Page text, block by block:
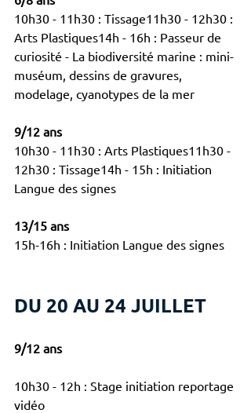
10h30 - 11h30 : Tissage11h30 - 12h30 :
Arts Plastiques14h - 16h : Passeur de
curiosité - La biodiversité marine : mini-
muséum, dessins de gravures,
modelage, cyanotypes de la mer
9/12 ans
10h30 - 11h30 : Arts Plastiques11h30 -
12h30 : Tissage14h - 15h : Initiation
Langue des signes
13/15 ans
15h-16h : Initiation Langue des signes
DU 20 AU 24 JUILLET
9/12 ans
10h30 - 12h : Stage initiation reportage
vidéo